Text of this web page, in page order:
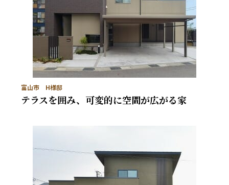
富山市 H様邸
テラスを囲み、可変的に空間が広がる家